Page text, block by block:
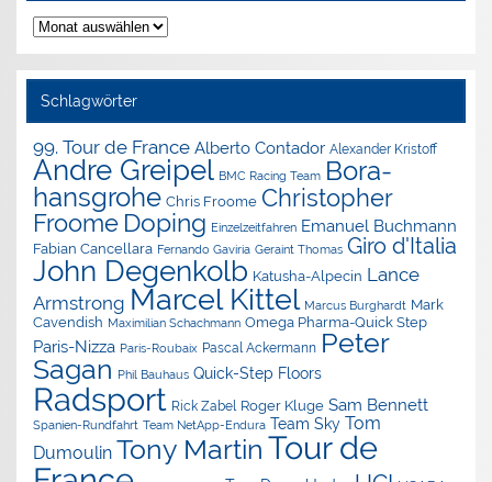
Nachrichten-
Archiv
Schlagwörter
99. Tour de France Alberto Contador Alexander Kristoff
Andre Greipel BMC Racing Team Bora-
hansgrohe Chris Froome Christopher
Froome Doping Einzelzeitfahren Emanuel Buchmann
Fabian Cancellara Fernando Gaviria Geraint Thomas Giro d'Italia
John Degenkolb Katusha-Alpecin Lance
Armstrong Marcel Kittel Marcus Burghardt Mark
Cavendish Maximilian Schachmann Omega Pharma-Quick Step
Paris-Nizza Paris-Roubaix Pascal Ackermann Peter
Sagan Phil Bauhaus Quick-Step Floors
Radsport Rick Zabel Roger Kluge Sam Bennett
Spanien-Rundfahrt Team NetApp-Endura Team Sky Tom
Dumoulin Tony Martin Tour de